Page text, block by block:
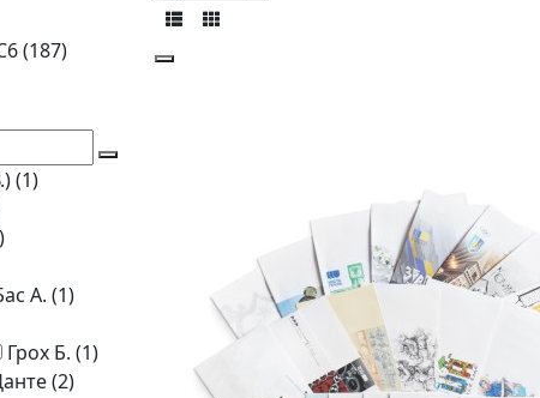
(187)
(1)
А. (1)
Грох Б. (1)
(2)